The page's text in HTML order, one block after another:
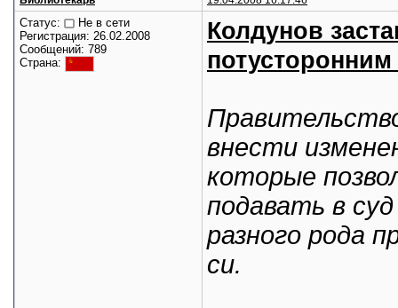
Статус:
Не в сети
Регистрация: 26.02.2008
Сообщений: 789
Страна:
Колдунов
внести
которые
подавать в
разного рода
си.